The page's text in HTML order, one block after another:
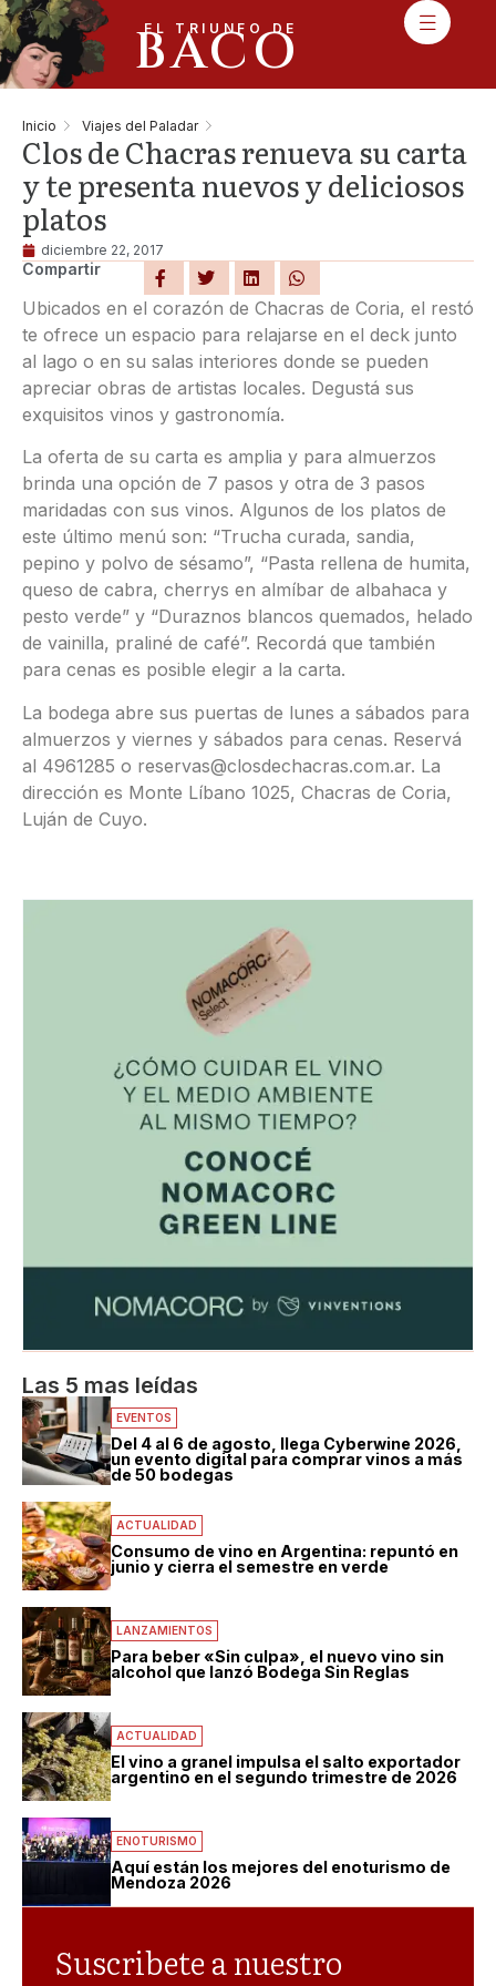
EL TRIUNFO DE
BACO
Inicio Viajes del Paladar
Clos de Chacras renueva su carta
y te presenta nuevos y deliciosos
platos
diciembre 22, 2017
Compartir
Ubicados en el corazón de Chacras de Coria, el restó
te ofrece un espacio para relajarse en el deck junto
al lago o en su salas interiores donde se pueden
apreciar obras de artistas locales. Degustá sus
exquisitos vinos y gastronomía.
La oferta de su carta es amplia y para almuerzos
brinda una opción de 7 pasos y otra de 3 pasos
maridadas con sus vinos. Algunos de los platos de
este último menú son: “Trucha curada, sandia,
pepino y polvo de sésamo”, “Pasta rellena de humita,
queso de cabra, cherrys en almíbar de albahaca y
pesto verde” y “Duraznos blancos quemados, helado
de vainilla, praliné de café”. Recordá que también
para cenas es posible elegir a la carta.
La bodega abre sus puertas de lunes a sábados para
almuerzos y viernes y sábados para cenas. Reservá
al 4961285 o reservas@closdechacras.com.ar. La
dirección es Monte Líbano 1025, Chacras de Coria,
Luján de Cuyo.
Las 5 mas leídas
EVENTOS
Del 4 al 6 de agosto, llega Cyberwine 2026,
un evento digital para comprar vinos a más
de 50 bodegas
ACTUALIDAD
Consumo de vino en Argentina: repuntó en
junio y cierra el semestre en verde
LANZAMIENTOS
Para beber «Sin culpa», el nuevo vino sin
alcohol que lanzó Bodega Sin Reglas
ACTUALIDAD
El vino a granel impulsa el salto exportador
argentino en el segundo trimestre de 2026
ENOTURISMO
Aquí están los mejores del enoturismo de
Mendoza 2026
Suscribete a nuestro